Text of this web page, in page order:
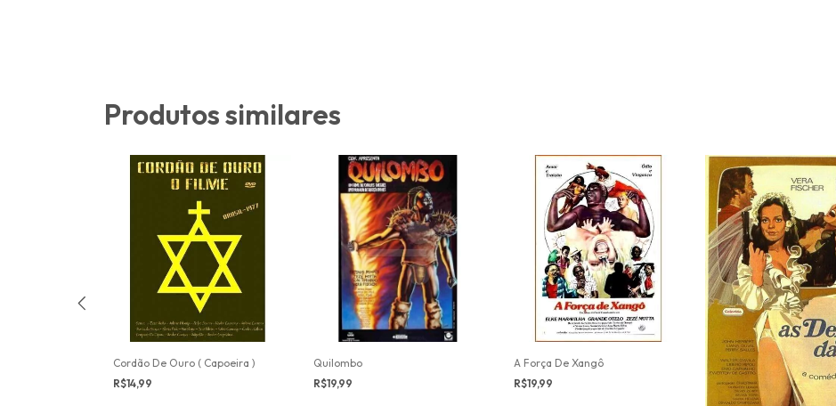
Produtos similares
Cordão De Ouro ( Capoeira )
R$14,99
Quilombo
R$19,99
A Força De Xangô
R$19,99